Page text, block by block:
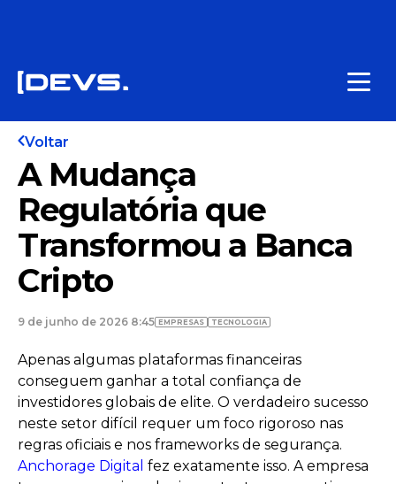
Voltar
A Mudança
Regulatória que
Transformou a Banca
Cripto
9 de junho de 2026 8:45 EMPRESAS TECNOLOGIA
Apenas algumas plataformas financeiras
conseguem ganhar a total confiança de
investidores globais de elite. O verdadeiro sucesso
neste setor difícil requer um foco rigoroso nas
regras oficiais e nos frameworks de segurança.
Anchorage Digital fez exatamente isso. A empresa